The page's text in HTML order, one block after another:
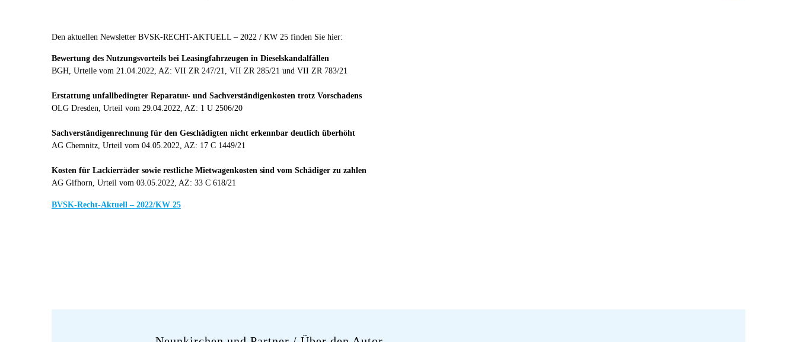
Den aktuellen Newsletter BVSK-RECHT-AKTUELL – 2022 / KW 25 finden Sie hier:
Bewertung des Nutzungsvorteils bei Leasingfahrzeugen in Dieselskandalfällen
BGH, Urteile vom 21.04.2022, AZ: VII ZR 247/21, VII ZR 285/21 und VII ZR 783/21
Erstattung unfallbedingter Reparatur- und Sachverständigenkosten trotz Vorschadens
OLG Dresden, Urteil vom 29.04.2022, AZ: 1 U 2506/20
Sachverständigenrechnung für den Geschädigten nicht erkennbar deutlich überhöht
AG Chemnitz, Urteil vom 04.05.2022, AZ: 17 C 1449/21
Kosten für Lackierräder sowie restliche Mietwagenkosten sind vom Schädiger zu zahlen
AG Gifhorn, Urteil vom 03.05.2022, AZ: 33 C 618/21
BVSK-Recht-Aktuell – 2022/KW 25